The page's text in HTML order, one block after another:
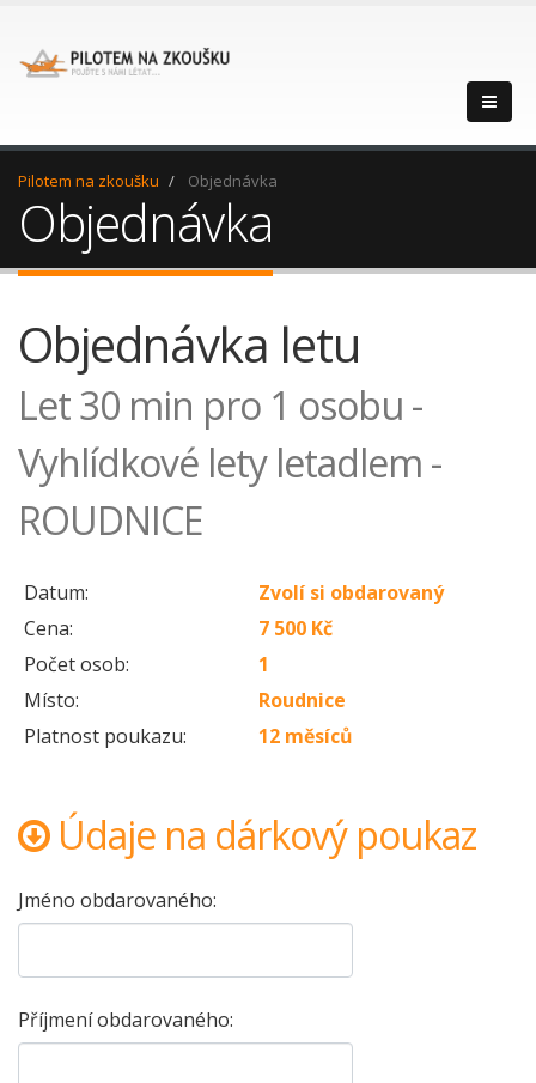
Pilotem na zkoušku Objednávka
Objednávka
Objednávka letu
Let 30 min pro 1 osobu -
Vyhlídkové lety letadlem -
ROUDNICE
Datum:
Zvolí si obdarovaný
Cena:
7 500 Kč
Počet osob:
1
Místo:
Roudnice
Platnost poukazu:
12 měsíců
Údaje na dárkový poukaz
Jméno obdarovaného:
Příjmení obdarovaného: